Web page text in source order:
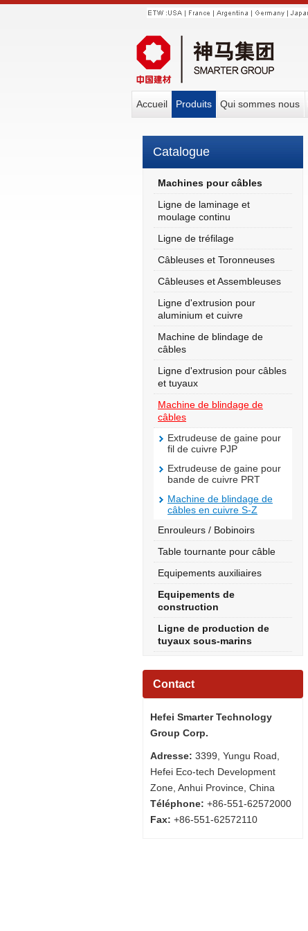
Accueil Produits Qui sommes nous
Catalogue
Machines pour câbles
Ligne de laminage et
moulage continu
Ligne de tréfilage
Câbleuses et Toronneuses
Câbleuses et Assembleuses
Ligne d'extrusion pour
aluminium et cuivre
Machine de blindage de
câbles
Ligne d'extrusion pour câbles
et tuyaux
Machine de blindage de
câbles
Extrudeuse de gaine pour
fil de cuivre PJP
Extrudeuse de gaine pour
bande de cuivre PRT
Machine de blindage de
câbles en cuivre S-Z
Enrouleurs / Bobinoirs
Table tournante pour câble
Equipements auxiliaires
Equipements de
construction
Ligne de production de
tuyaux sous-marins
Contact
Hefei Smarter Technology
Group Corp.
Adresse: 3399, Yungu Road,
Hefei Eco-tech Development
Zone, Anhui Province, China
Téléphone: +86-551-62572000
Fax: +86-551-62572110